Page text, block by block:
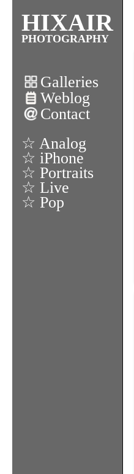
HIXAIR
PHOTOGRAPHY
Galleries
Weblog
Contact
☆ Analog
☆ iPhone
☆ Portraits
☆ Live
☆ Pop